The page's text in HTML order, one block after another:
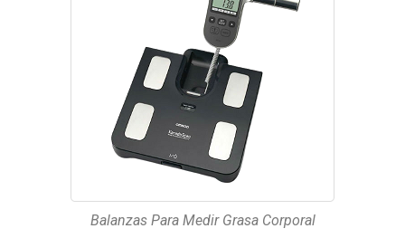
Balanzas Para Medir Grasa Corporal